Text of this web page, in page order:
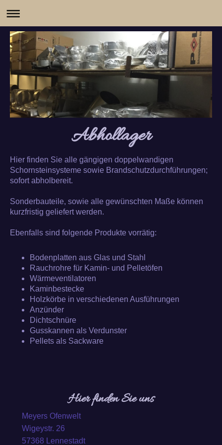
Abhollager
Hier finden Sie alle gängigen doppelwandigen
Schornsteinsysteme sowie Brandschutzdurchführungen;
sofort abholbereit.
Sonderbauteile, sowie alle gewünschten Maße können
kurzfristig geliefert werden.
Ebenfalls sind folgende Produkte vorrätig:
Bodenplatten aus Glas und Stahl
Rauchrohre für Kamin- und Pelletöfen
Wärmeventilatoren
Kaminbestecke
Holzkörbe in verschiedenen Ausführungen
Anzünder
Dichtschnüre
Gusskannen als Verdunster
Pellets als Sackware
Hier finden Sie uns
Meyers Ofenwelt
Wigeystr. 26
57368 Lennestadt